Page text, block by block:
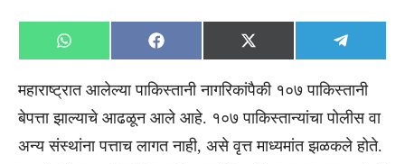
Share
on
WhatsApp
Share
on
Facebook
Share
on
X
(Twitter)
Share
on
महाराष्ट्रात आलेल्या पाकिस्तानी नागरिकांपैकी १०७ पाकिस्तानी
बेपत्ता झाल्याचे आढळून आले आहे. १०७ पाकिस्तान्यांचा पोलीस वा
अन्य संस्थांना पत्ताच लागत नाही, असे वृत्त माध्यमांत झळकले होते.